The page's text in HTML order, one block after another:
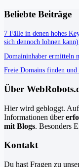
Beliebte Beiträge
7 Fälle in denen hohes
sich dennoch lohnen kann)
Domaininhaber ermitteln
Freie Domains finden
Über
Hier wird gebloggt.
Informationen über
mit Blogs. Besonders
Kontakt
Du hast Fragen zu